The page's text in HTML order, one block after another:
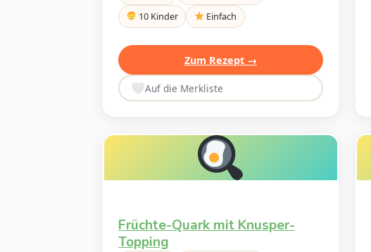
10 Kinder
Einfach
Zum Rezept →
Auf die Merkliste
Früchte-Quark mit Knusper-
Topping